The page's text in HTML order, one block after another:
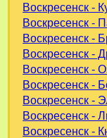
Воскресенск -
Воскресенск -
Воскресенск -
Воскресенск -
Воскресенск -
Воскресенск -
Воскресенск -
Воскресенск -
Воскресенск -